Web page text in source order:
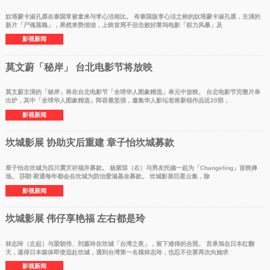
奴塔蒙卡淑孔裘在泰国常被拿来与李心洁相比。 有泰国版李心洁之称的奴塔蒙卡淑孔裘，主演的
新片「尸魂落魄」，果然来势汹汹，上映首周不但击败好莱坞电影「权力风暴」及
影视新闻
莫文蔚「秘岸」 台北电影节将放映
莫文蔚主演的「秘岸」将在台北电影节「全球华人图象精选」单元中放映。 台北电影节完整片单
出炉，其中「全球华人图象精选」阵容最坚强，邀集华人影坛老将新锐作品近20部，
影视新闻
坎城影展 协助灾后重建 章子怡坎城募款
章子怡在坎城为四川震灾祈福并募款。 杨紫琼（右）与男友托德一起为「Changeling」首映捧
场。 莎朗·斯通每年都会在坎城为防治爱滋基金募款。 坎城影展巨星云集，除
影视新闻
坎城影展 伟仔享艳福 左右都是玲
林志玲（左起）与梁朝伟、刘嘉玲在坎城「台湾之夜」，留下难得的合照。 言承旭在日本红翻
天，逼得日本媒体即使远赴坎城，遇到台湾第一名模林志玲，也忍不住要再次向她求
影视新闻